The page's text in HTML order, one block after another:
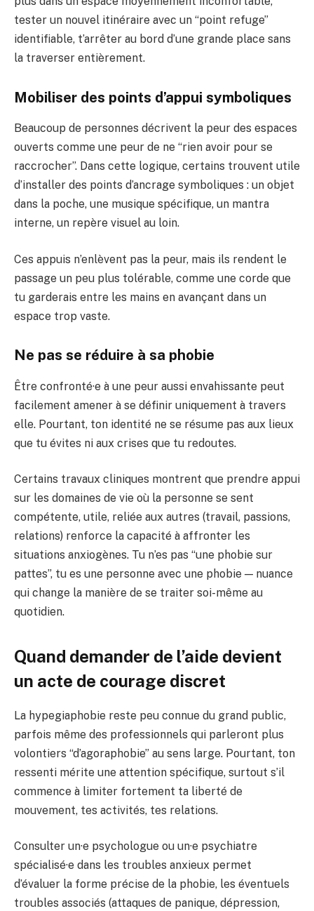
tester un nouvel itinéraire avec un “point refuge”
identifiable, t’arrêter au bord d’une grande place sans
la traverser entièrement.
Mobiliser des points d’appui symboliques
Beaucoup de personnes décrivent la peur des espaces
ouverts comme une peur de ne “rien avoir pour se
raccrocher”. Dans cette logique, certains trouvent utile
d’installer des points d’ancrage symboliques : un objet
dans la poche, une musique spécifique, un mantra
interne, un repère visuel au loin.
Ces appuis n’enlèvent pas la peur, mais ils rendent le
passage un peu plus tolérable, comme une corde que
tu garderais entre les mains en avançant dans un
espace trop vaste.
Ne pas se réduire à sa phobie
Être confronté·e à une peur aussi envahissante peut
facilement amener à se définir uniquement à travers
elle. Pourtant, ton identité ne se résume pas aux lieux
que tu évites ni aux crises que tu redoutes.
Certains travaux cliniques montrent que prendre appui
sur les domaines de vie où la personne se sent
compétente, utile, reliée aux autres (travail, passions,
relations) renforce la capacité à affronter les
situations anxiogènes. Tu n’es pas “une phobie sur
pattes”, tu es une personne avec une phobie — nuance
qui change la manière de se traiter soi-même au
quotidien.
Quand demander de l’aide devient
un acte de courage discret
La hypegiaphobie reste peu connue du grand public,
parfois même des professionnels qui parleront plus
volontiers “d’agoraphobie” au sens large. Pourtant, ton
ressenti mérite une attention spécifique, surtout s’il
commence à limiter fortement ta liberté de
mouvement, tes activités, tes relations.
Consulter un·e psychologue ou un·e psychiatre
spécialisé·e dans les troubles anxieux permet
d’évaluer la forme précise de la phobie, les éventuels
troubles associés (attaques de panique, dépression,